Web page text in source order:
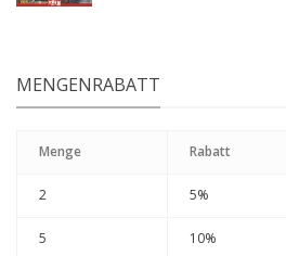
MENGENRABATT
Menge Rabatt
2 5%
5 10%